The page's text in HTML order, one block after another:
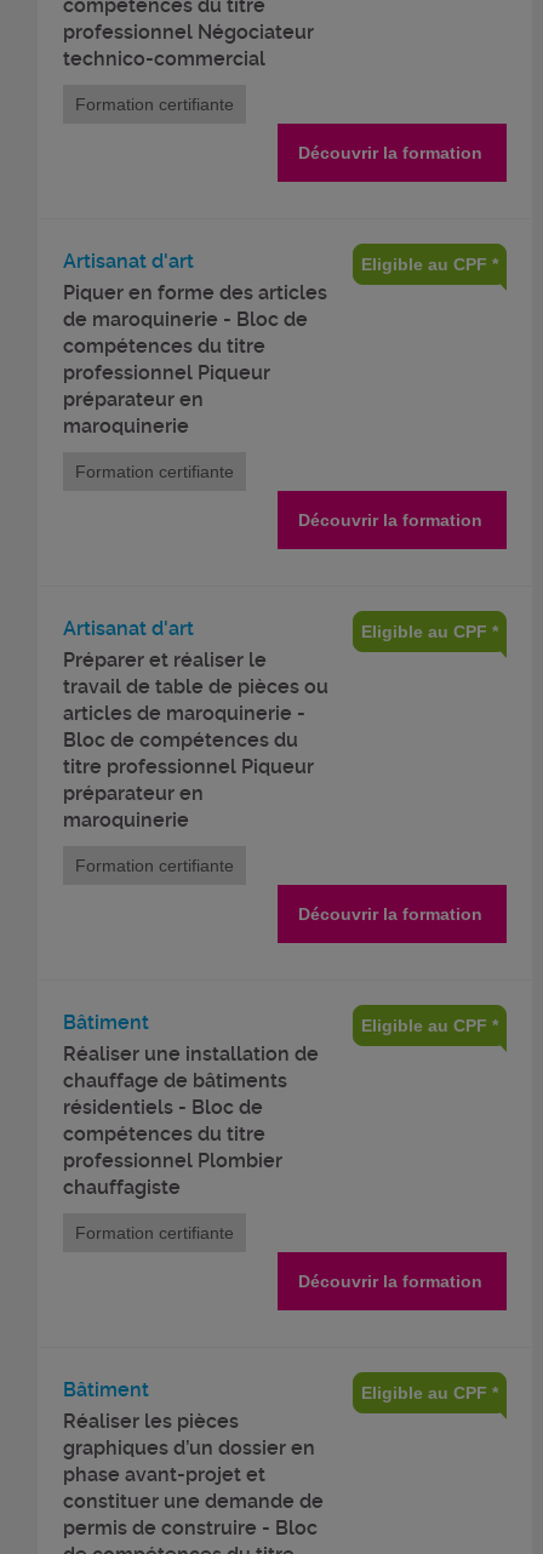
compétences du titre
professionnel Négociateur
technico-commercial
Formation certifiante
Découvrir la formation
Artisanat d'art
Piquer en forme des articles
de maroquinerie - Bloc de
compétences du titre
professionnel Piqueur
préparateur en
maroquinerie
Eligible au CPF *
Formation certifiante
Découvrir la formation
Artisanat d'art
Préparer et réaliser le
travail de table de pièces ou
articles de maroquinerie -
Bloc de compétences du
titre professionnel Piqueur
préparateur en
maroquinerie
Eligible au CPF *
Formation certifiante
Découvrir la formation
Bâtiment
Réaliser une installation de
chauffage de bâtiments
résidentiels - Bloc de
compétences du titre
professionnel Plombier
chauffagiste
Eligible au CPF *
Formation certifiante
Découvrir la formation
Bâtiment
Réaliser les pièces
graphiques d’un dossier en
phase avant-projet et
constituer une demande de
permis de construire - Bloc
Eligible au CPF *